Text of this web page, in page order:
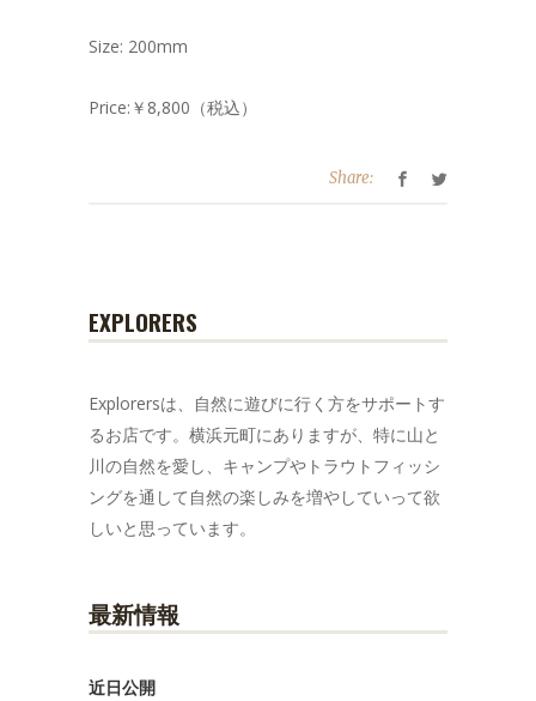
Size: 200mm
Price:￥8,800（税込）
Share:
EXPLORERS
Explorersは、自然に遊びに行く方をサポートす
るお店です。横浜元町にありますが、特に山と
川の自然を愛し、キャンプやトラウトフィッシ
ングを通して自然の楽しみを増やしていって欲
しいと思っています。
最新情報
近日公開